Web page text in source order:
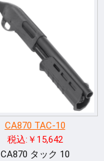
CA870 TAC-10
税込:￥15,642
CA870 タック 10